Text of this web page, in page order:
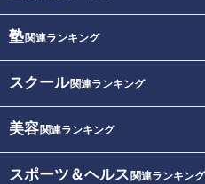
塾関連ランキング
スクール関連ランキング
美容関連ランキング
スポーツ＆ヘルス 関連ランキング